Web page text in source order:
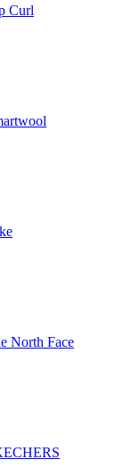
Curl
North Face